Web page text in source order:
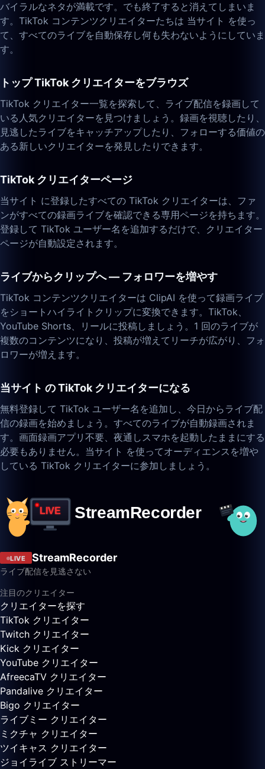
バイラルなネタが満載です。でも終了すると消えてしまいま
す。TikTok コンテンツクリエイターたちは 当サイト を使っ
て、すべてのライブを自動保存し何も失わないようにしていま
す。
トップ TikTok クリエイターをブラウズ
TikTok クリエイター一覧を探索して、ライブ配信を録画して
いる人気クリエイターを見つけましょう。録画を視聴したり、
見逃したライブをキャッチアップしたり、フォローする価値の
ある新しいクリエイターを発見したりできます。
TikTok クリエイターページ
当サイト に登録したすべての TikTok クリエイターは、ファ
ンがすべての録画ライブを確認できる専用ページを持ちます。
登録して TikTok ユーザー名を追加するだけで、クリエイター
ページが自動設定されます。
ライブからクリップへ — フォロワーを増やす
TikTok コンテンツクリエイターは ClipAI を使って録画ライブ
をショートハイライトクリップに変換できます。TikTok、
YouTube Shorts、リールに投稿しましょう。1 回のライブが
複数のコンテンツになり、投稿が増えてリーチが広がり、フォ
ロワーが増えます。
当サイト の TikTok クリエイターになる
無料登録して TikTok ユーザー名を追加し、今日からライブ配
信の録画を始めましょう。すべてのライブが自動録画されま
す。画面録画アプリ不要、夜通しスマホを起動したままにする
必要もありません。当サイト を使ってオーディエンスを増や
している TikTok クリエイターに参加しましょう。
LIVE StreamRecorder
ライブ配信を見逃さない
注目のクリエイター
クリエイターを探す
TikTok クリエイター
Twitch クリエイター
Kick クリエイター
YouTube クリエイター
AfreecaTV クリエイター
Pandalive クリエイター
Bigo クリエイター
ライブミー クリエイター
ミクチャ クリエイター
ツイキャス クリエイター
ジョイライブ ストリーマー